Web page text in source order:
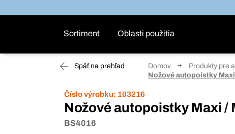
Sortiment Oblasti použitia
Späť na prehľad Domov Produkty pre
Nožové autopoistky
Číslo výrobku: 103216
Nožové autopoistky Maxi /
BS4016